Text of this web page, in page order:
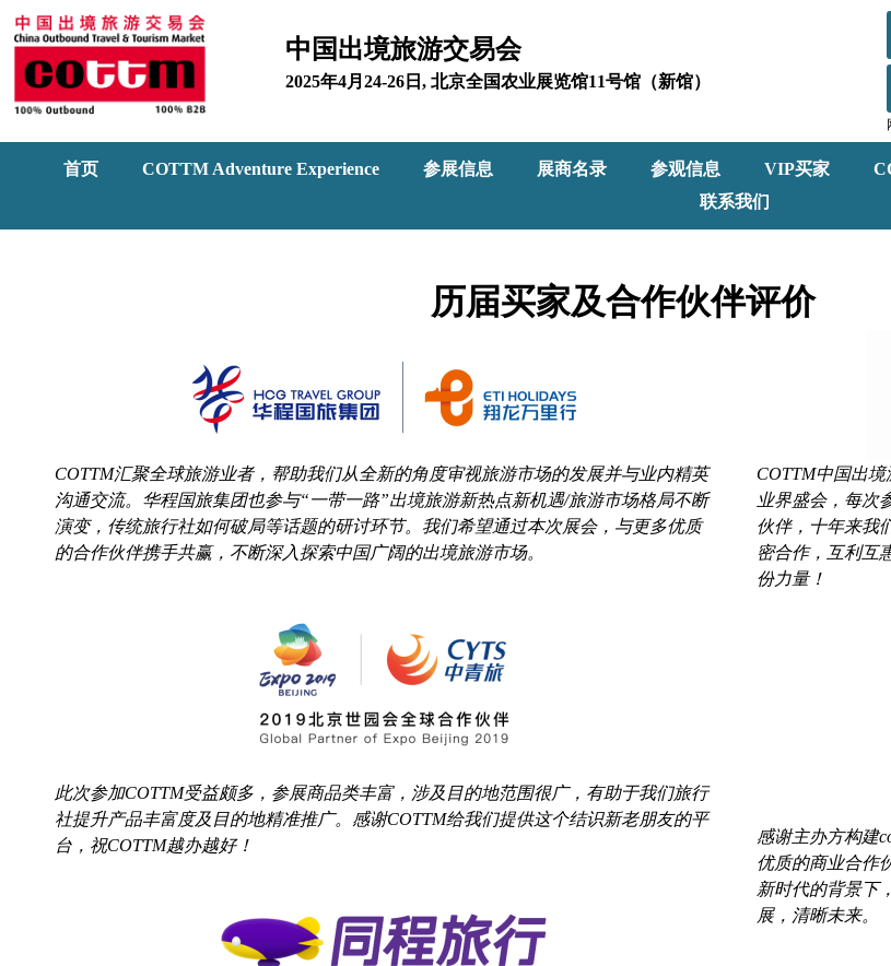
中国出境旅游交易会
2025年4月24-26日, 北京全国农业展览馆11号馆（新馆）
首页 COTTM Adventure Experience 参展信息 展商名录 参观信息 VIP买家
联系我们
历届买家及合作伙伴评价
COTTM汇聚全球旅游业者，帮助我们从全新的角度审视旅游市场的发展并与业内精英
沟通交流。华程国旅集团也参与“一带一路”出境旅游新热点新机遇/旅游市场格局不断
演变，传统旅行社如何破局等话题的研讨环节。我们希望通过本次展会，与更多优质
的合作伙伴携手共赢，不断深入探索中国广阔的出境旅游市场。
此次参加COTTM受益颇多，参展商品类丰富，涉及目的地范围很广，有助于我们旅行
社提升产品丰富度及目的地精准推广。感谢COTTM给我们提供这个结识新老朋友的平
台，祝COTTM越办越好！
COTTM中国出
业界盛会，每次
伙伴，十年来我
密合作，互利互
份力量！
感谢主办方构建
优质的商业合作
新时代的背景下
展，清晰未来。